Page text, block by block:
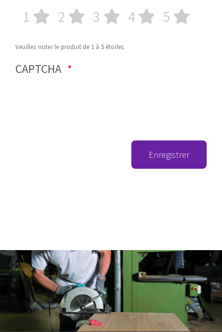
1 2 3 4 5
Veuillez noter le produit de 1 à 5 étoiles.
CAPTCHA
Enregistrer